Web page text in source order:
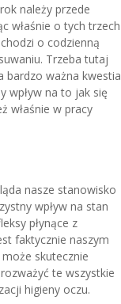
należy przede
właśnie o tych trzech
o codzienną
Trzeba tutaj
bardzo ważna kwestia
wpływ na to jak się
właśnie w pracy
nasze stanowisko
wpływ na stan
płynące z
faktycznie naszym
skutecznie
te wszystkie
higieny oczu.